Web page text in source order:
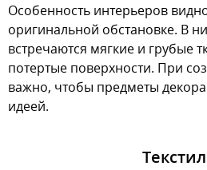
Особенность интерьеров
оригинальной обстановке. В
встречаются мягкие и грубые
потертые поверхности. При
важно, чтобы предметы
идеей.